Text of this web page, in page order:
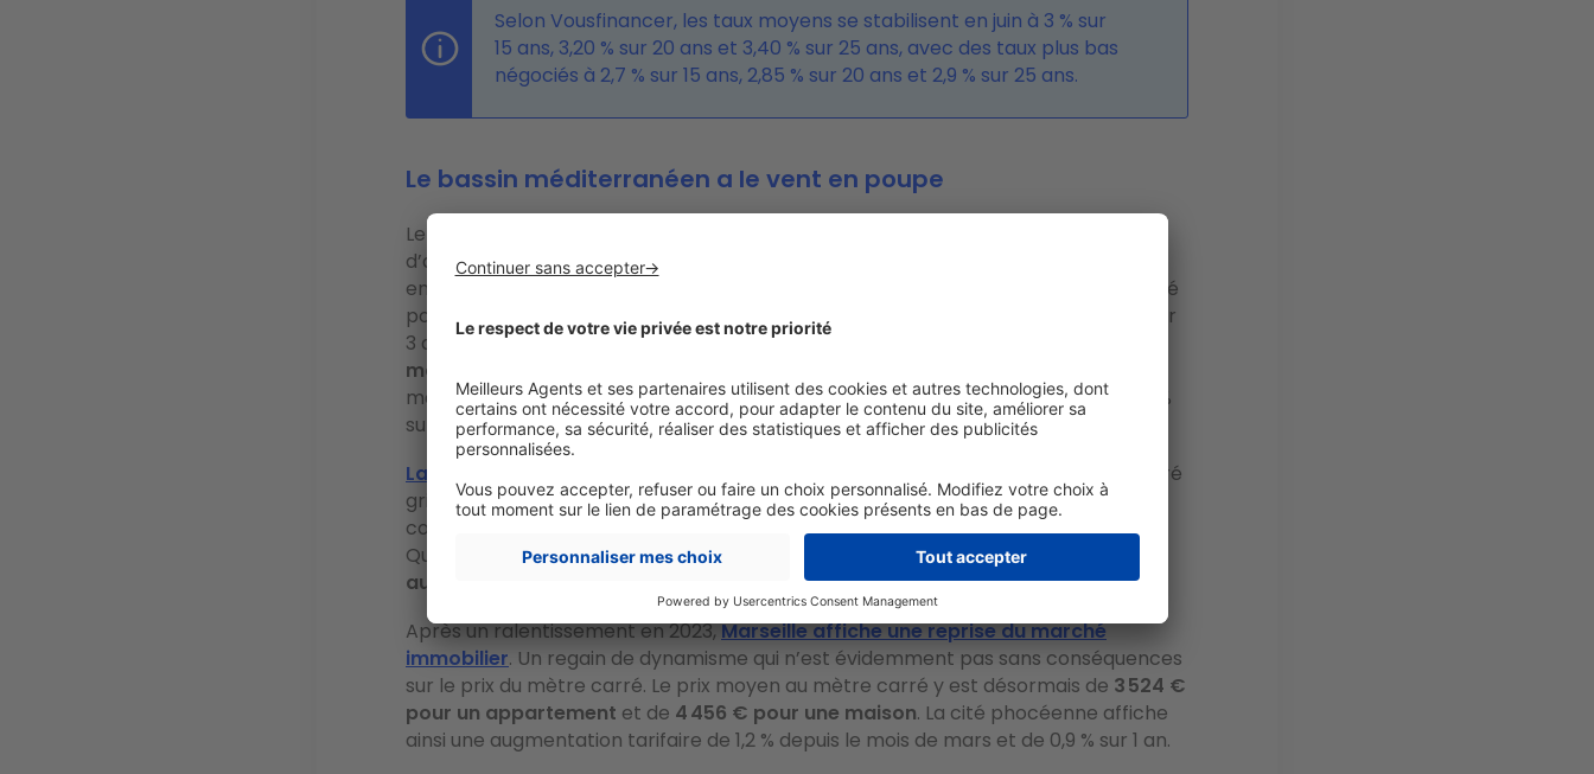
Selon Vousfinancer, les taux moyens se stabilisent en juin à 3 % sur
15 ans, 3,20 % sur 20 ans et 3,40 % sur 25 ans, avec des taux plus bas
négociés à 2,7 % sur 15 ans, 2,85 % sur 20 ans et 2,9 % sur 25 ans.
Le bassin méditerranéen a le vent en poupe
Le soleil, la mer, la douceur de vivre… La côte méditerranéenne ne manque pas
d’attrait et les prix immobiliers s’en ressentent. Parmi les plus fortes hausses
enregistrées,
. Le prix du mètre carré
pour un appartement y a ainsi grimpé de 14,8 % en une année, et même de 18 % sur
3 ans. Il est aujourd’hui de5 230 € pour un appartement
maison
maisons que pour les appartements, avec une évolution de 5,1 % sur 1 an et de 1,9 %
sur 3 ans.
La ville de Nice
. Elle a vu ses prix au mètre carré
grimper au cours des dernières années. Pour un appartement, il faut aujourd’hui
compter en moyenne
5 032 € le mètre carré, soit une hausse de 5,1 % sur 3 ans.
Quant aux
maisons, leur prix moyen au mètre carré est de5 970 €.
augmentation de
sur la dernière année.
Après un ralentissement en 2023,Marseille affiche une reprise du marché
immobilier. Un regain de dynamisme qui n’est évidemment pas sans conséquences
sur le prix du mètre carré. Le prix moyen au mètre carré y est désormais de 3 524 €
pour un appartement et de 4 456 € pour une maison. La cité phocéenne affiche
ainsi une augmentation tarifaire de 1,2 % depuis le mois de mars et de 0,9 % sur 1 an.